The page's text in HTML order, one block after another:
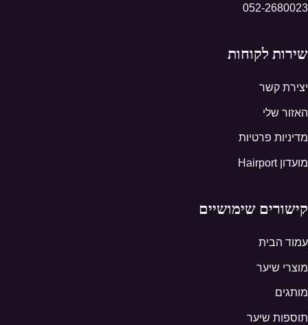
052-2680023
שירות לקוחות
יצירת קשר
האזור שלי
מדיניות פרטיות
מועדון Hairport
קישורים שימושיים
עמוד הבית
מוצרי שיער
מותגים
תוספות שיער